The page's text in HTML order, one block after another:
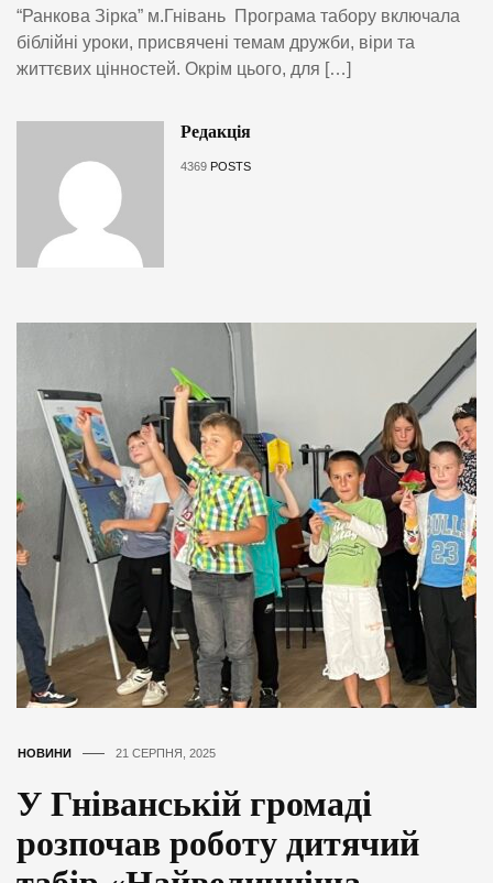
“Ранкова Зірка” м.Гнівань Програма табору включала
біблійні уроки, присвячені темам дружби, віри та
життєвих цінностей. Окрім цього, для […]
Редакція
4369 POSTS
НОВИНИ 21 СЕРПНЯ, 2025
У Гніванській громаді
розпочав роботу дитячий